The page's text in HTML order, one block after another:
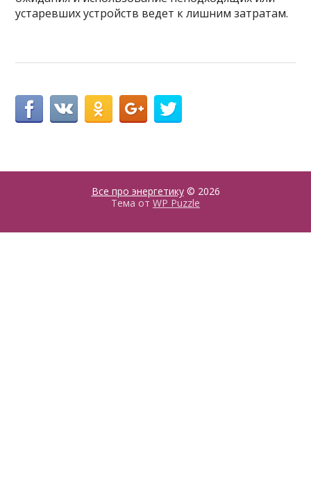
устаревших устройств ведет к лишним затратам.
Все про энергетику© 2026
Тема от WP Puzzle